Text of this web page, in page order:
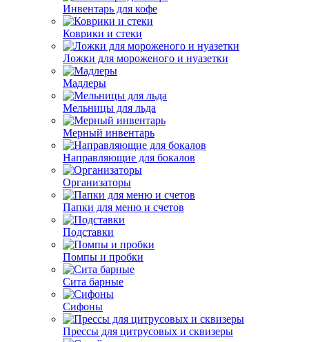
Инвентарь для кофе
Коврики и стеки
Ложки для мороженого и нуазетки
Мадлеры
Мельницы для льда
Мерный инвентарь
Направляющие для бокалов
Организаторы
Папки для меню и счетов
Подставки
Помпы и пробки
Сита барные
Сифоны
Прессы для цитрусовых и сквизеры